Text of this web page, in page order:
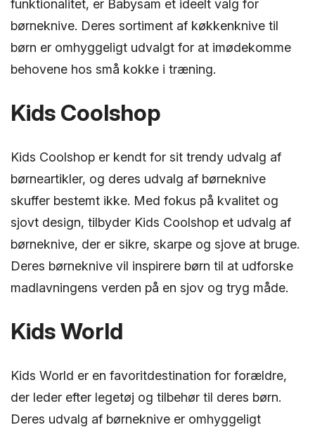
funktionalitet, er Babysam et ideelt valg for
børneknive. Deres sortiment af køkkenknive til
børn er omhyggeligt udvalgt for at imødekomme
behovene hos små kokke i træning.
Kids Coolshop
Kids Coolshop er kendt for sit trendy udvalg af
børneartikler, og deres udvalg af børneknive
skuffer bestemt ikke. Med fokus på kvalitet og
sjovt design, tilbyder Kids Coolshop et udvalg af
børneknive, der er sikre, skarpe og sjove at bruge.
Deres børneknive vil inspirere børn til at udforske
madlavningens verden på en sjov og tryg måde.
Kids World
Kids World er en favoritdestination for forældre,
der leder efter legetøj og tilbehør til deres børn.
Deres udvalg af børneknive er omhyggeligt